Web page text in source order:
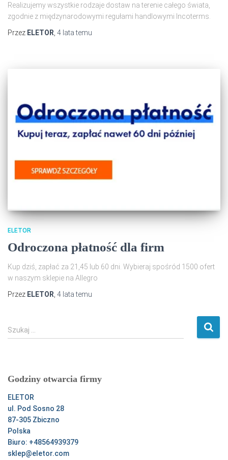
Realizujemy wszystkie rodzaje dostaw na terenie całego świata,
zgodnie z międzynarodowymi regułami handlowymi Incoterms.
Przez ELETOR 4 latatemu
ELETOR
Odroczona płatność dla firm
Kup dziś, zapłać za 21,45 lub 60 dni. Wybieraj spośród 1500 ofert
w naszym sklepie na Allegro
Przez ELETOR, 4 latatemu
S
z
j
:
Szukaj …
Godziny otwarcia firmy
ELETOR
ul. Pod Sosno 28
87-305 Zbiczno
Polska
Biuro: +48564939379
sklep@eletor.com